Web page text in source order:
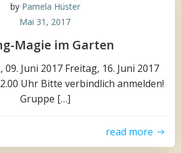
by Pamela Hüster
Mai 31, 2017
Magie im Garten
Juni 2017 Freitag, 16. Juni 2017
Uhr Bitte verbindlich anmelden!
Gruppe […]
read more